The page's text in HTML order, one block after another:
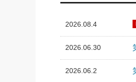
2026.08.4
2026.06.30
2026.06.2